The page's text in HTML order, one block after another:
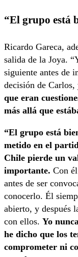
“El grupo está
Ricardo Gareca,
salida de la Joya.
siguiente antes de
decisión de Carlos,
que eran
más allá que
“El grupo está
metido en el
Chile pierde un
importante. Con
antes de ser
conocerlo. Él
abierto, y después
con ellos. Yo
he dicho que los
comprometer ni